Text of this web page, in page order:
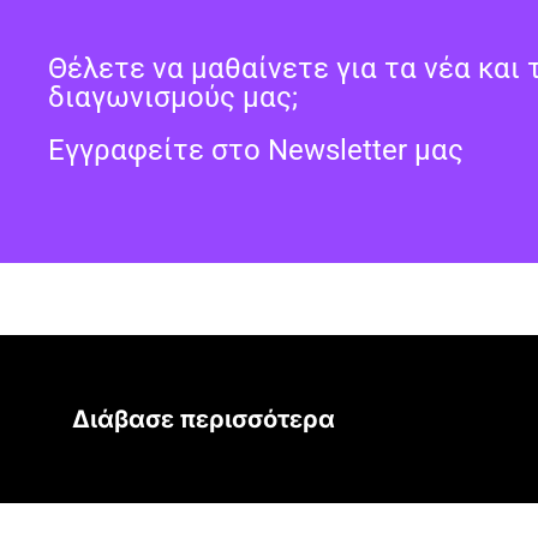
Θέλετε να μαθαίνετε για τα νέα και
διαγωνισμούς μας;
Εγγραφείτε στο Newsletter μας
Διάβασε περισσότερα